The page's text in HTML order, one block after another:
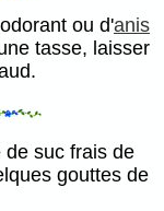
ou d'anis
tasse, laisser
de suc frais de
gouttes de